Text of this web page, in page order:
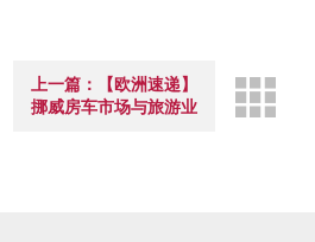
上一篇：【欧洲速递】
挪威房车市场与旅游业